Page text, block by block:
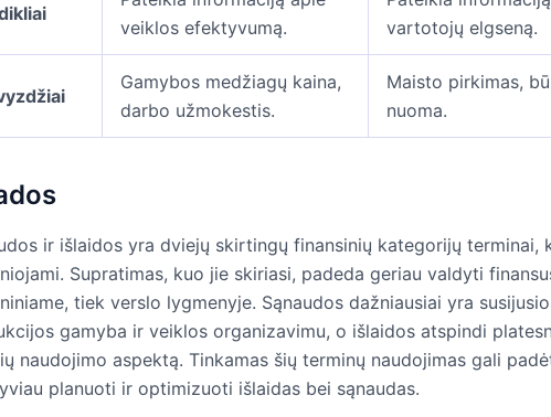
veiklos efektyvumą.
vartotojų elgseną.
Gamybos medžiagų kaina,
darbo užmokestis.
Maisto pirkimas,
nuoma.
ir išlaidos yra dviejų skirtingų finansinių kategorijų terminai,
Supratimas, kuo jie skiriasi, padeda geriau valdyti
tiek verslo lygmenyje. Sąnaudos dažniausiai yra
gamyba ir veiklos organizavimu, o išlaidos atspindi
naudojimo aspektą. Tinkamas šių terminų naudojimas gali
planuoti ir optimizuoti išlaidas bei sąnaudas.